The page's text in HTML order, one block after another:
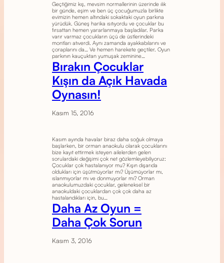
Geçtiğimiz kış, mevsim normallerinin üzerinde ılık
bir günde, eşim ve ben üç çocuğumuzla birlikte
evimizin hemen altındaki sokaktaki oyun parkına
yürüdük. Güneş harika ısıtıyordu ve çocuklar bu
fırsattan hemen yararlanmaya başladılar. Parka
varır varmaz çocukların üçü de üstlerindeki
montları atıverdi. Aynı zamanda ayakkabılarını ve
çoraplarını da… Ve hemen harekete geçtiler. Oyun
parkının kauçuktan yumuşak zeminine…
Bırakın Çocuklar
Kışın da Açık Havada
Oynasın!
Kasım 15, 2016
Kasım ayında havalar biraz daha soğuk olmaya
başlarken, bir orman anaokulu olarak çocuklarını
bize kayıt ettirmek isteyen ailelerden gelen
sorulardaki değişimi çok net gözlemleyebiliyoruz:
Çocuklar çok hastalanıyor mu? Kışın dışarıda
oldukları için üşütmüyorlar mı? Üşümüyorlar mı,
ıslanmıyorlar mı ve donmuyorlar mı? Orman
anaokulumuzdaki çocuklar, geleneksel bir
anaokuldaki çocuklardan çok çok daha az
hastalandıkları için, bu…
Daha Az Oyun =
Daha Çok Sorun
Kasım 3, 2016